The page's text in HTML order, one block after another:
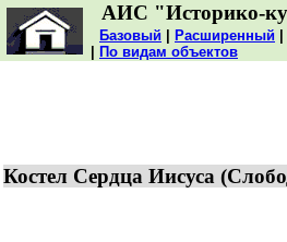
АИС "Историко-
Базовый Расширенный
По видам объектов
Костел Сердца Иисуса